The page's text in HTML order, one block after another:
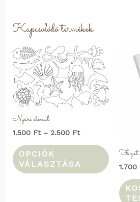
Kapcsolódó termékek
Nyári stencil
1.500 Ft – 2.500 FtÁrtartomány:
2.500 Ft
OPCIÓK
VÁLASZTÁSA
Ennek
a
több
Füzet
1.700